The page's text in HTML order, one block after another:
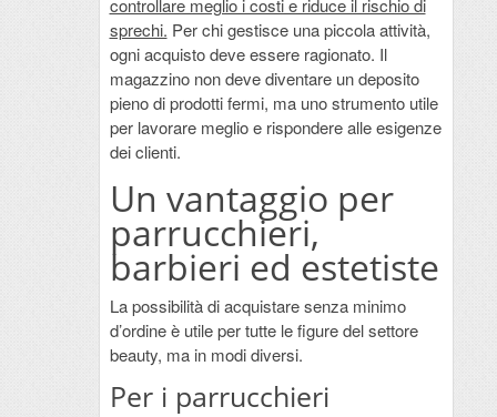
sprechi. Per chi gestisce una piccola attività,
ogni acquisto deve essere ragionato. Il
magazzino non deve diventare un deposito
pieno di prodotti fermi, ma uno strumento utile
per lavorare meglio e rispondere alle esigenze
dei clienti.
Un vantaggio per
parrucchieri,
barbieri ed estetiste
La possibilità di acquistare senza minimo
d’ordine è utile per tutte le figure del settore
beauty, ma in modi diversi.
Per i parrucchieri